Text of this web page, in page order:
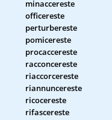
minaccereste
officereste
perturbereste
pomicereste
procaccereste
racconcereste
riaccorcereste
riannuncereste
ricocereste
rifascereste